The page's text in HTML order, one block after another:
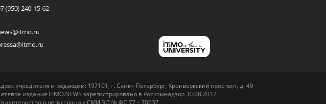
(950) 240-15-62
учредителя и редакции: 197101, г. Санкт-Петербург, Кронверкский проспект, д. 49
издание ITMO.NEWS зарегистрировано в Роскомнадзор 30.08.2017
о регистрации СМИ ЭЛ № ФС 77 – 70637